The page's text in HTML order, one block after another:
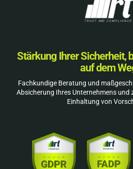
Stärkung Ihrer Sicherheit,
auf dem
Fachkundige Beratung und
Absicherung Ihres Unternehmens und
Einhaltung von